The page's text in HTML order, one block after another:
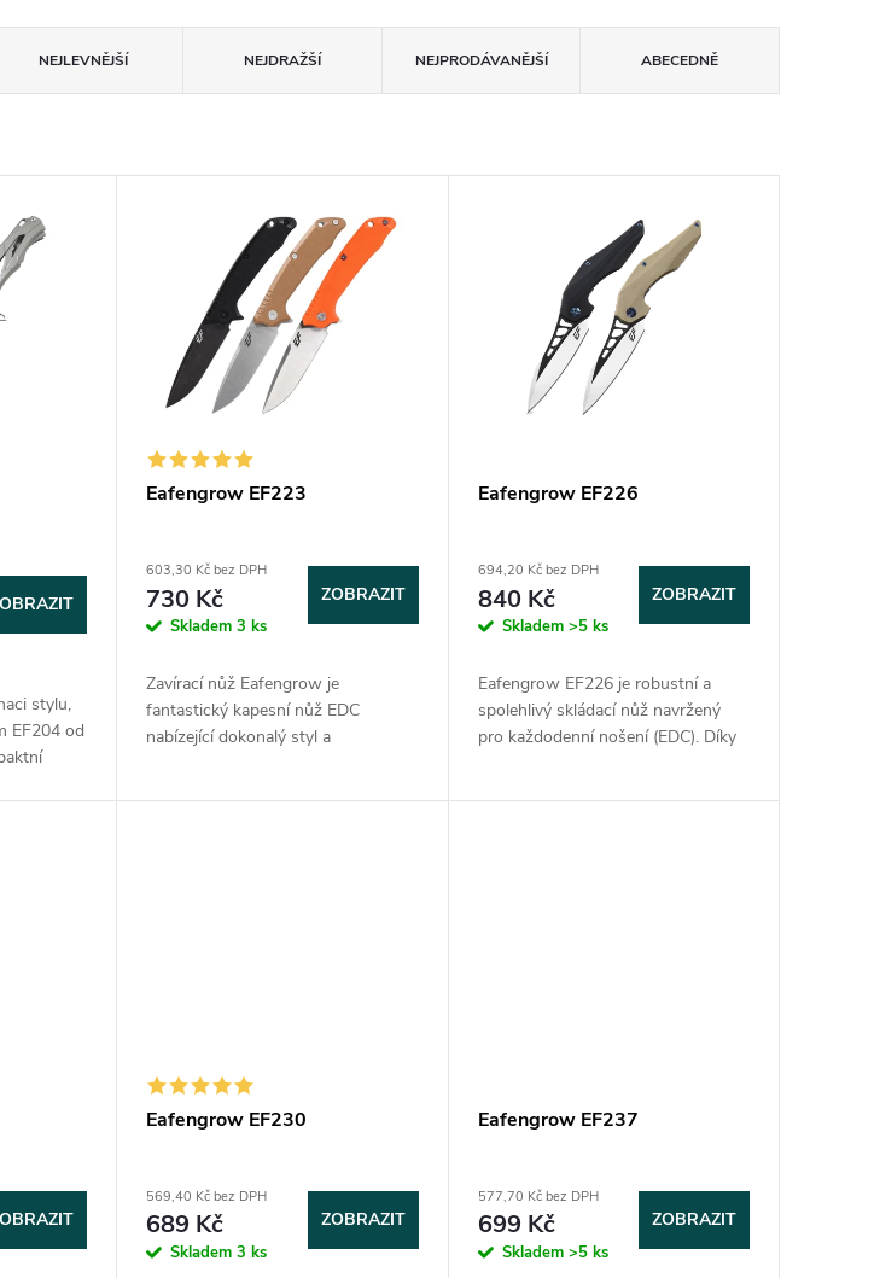
NEJLEVNĚJŠÍ NEJDRAŽŠÍ NEJPRODÁVANĚJŠÍ ABECEDNĚ
stylu,
EF204 od
Eafengrow EF223
603,30 Kč bez DPH
730 Kč
Skladem3 ks
ZOBRAZIT
Zavírací nůž Eafengrow je
fantastický kapesní nůž EDC
nabízející dokonalý styl a
Eafengrow EF226
694,20 Kč bez DPH
840 Kč
Skladem >5 ks
ZOBRAZIT
Eafengrow EF226 je robustní a
spolehlivý skládací nůž navržený
pro každodenní nošení (EDC). Díky
Eafengrow EF230
569,40 Kč bez DPH
689 Kč
Skladem3 ks
ZOBRAZIT
Eafengrow EF237
577,70 Kč bez DPH
699 Kč
Skladem >5 ks
ZOBRAZIT